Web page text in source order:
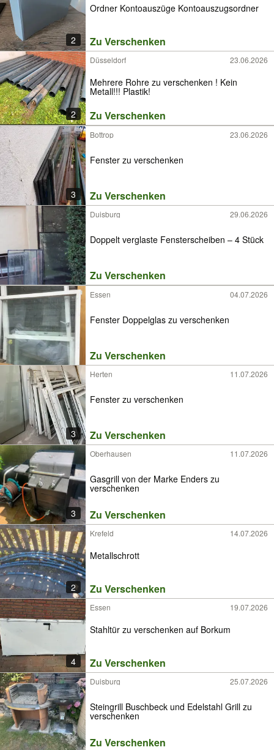
2
Ordner Kontoauszüge Kontoauszugsordner
Zu Verschenken
2
Düsseldorf 23.06.2026
Mehrere Rohre zu verschenken ! Kein
Metall!!! Plastik!
Zu Verschenken
3
Bottrop 23.06.2026
Fenster zu verschenken
Zu Verschenken
Duisburg 29.06.2026
Doppelt verglaste Fensterscheiben – 4 Stück
Zu Verschenken
Essen 04.07.2026
Fenster Doppelglas zu verschenken
Zu Verschenken
3
Herten 11.07.2026
Fenster zu verschenken
Zu Verschenken
3
Oberhausen 11.07.2026
Gasgrill von der Marke Enders zu
verschenken
Zu Verschenken
2
Krefeld 14.07.2026
Metallschrott
Zu Verschenken
4
Essen 19.07.2026
Stahltür zu verschenken auf Borkum
Zu Verschenken
Duisburg 25.07.2026
Steingrill Buschbeck und Edelstahl Grill zu
verschenken
Zu Verschenken